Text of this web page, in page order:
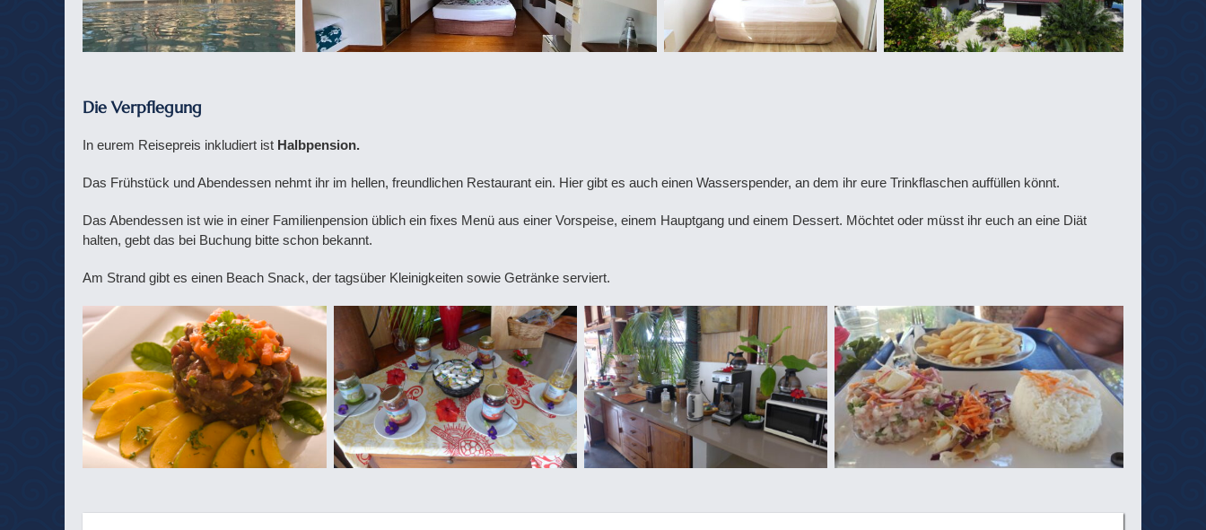
Die Verpflegung
In eurem Reisepreis inkludiert ist Halbpension.
Das Frühstück und Abendessen nehmt ihr im hellen, freundlichen Restaurant ein. Hier gibt es auch einen Wasserspender, an dem ihr eure Trinkflaschen auffüllen könnt.
Das Abendessen ist wie in einer Familienpension üblich ein fixes Menü aus einer Vorspeise, einem Hauptgang und einem Dessert. Möchtet oder müsst ihr euch an eine Diät
halten, gebt das bei Buchung bitte schon bekannt.
Am Strand gibt es einen Beach Snack, der tagsüber Kleinigkeiten sowie Getränke serviert.